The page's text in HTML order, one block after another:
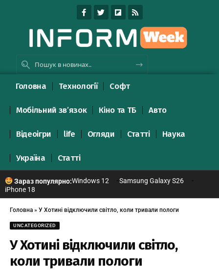
Головна Технології Софт
Мобільний зв’язок Кіно та ТБ Авто
Відеоігри life Огляди Статті Наука
Україна Статті
Зараз популярно:Windows 12
Samsung Galaxy S26
iPhone 18
Головна » У Хотині відключили світло, коли тривали пологи
UNCATEGORIZED
У Хотині відключили світло,
коли тривали пологи